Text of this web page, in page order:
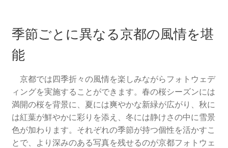
季節ごとに異なる京都の風情を堪
能
京都では四季折々の風情を楽しみながらフォトウェデ
ィングを実施することができます。春の桜シーズンには
満開の桜を背景に、夏には爽やかな新緑が広がり、秋に
は紅葉が鮮やかに彩りを添え、冬には静けさの中に雪景
色が加わります。それぞれの季節が持つ個性を活かすこ
とで、より深みのある写真を残せるのが京都フォトウェ